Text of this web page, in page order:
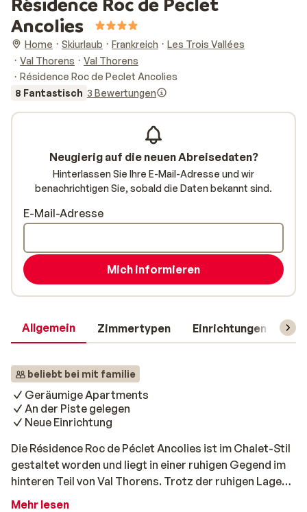
Ancolies
Home Skiurlaub Frankreich
Les Trois Vallées
Val Thorens
Val Thorens
Résidence Roc de Peclet Ancolies
8 Fantastisch 3 Bewertungen
Allgemein Zimmertypen Einrichtungen
beliebt bei mit familie
Geräumige Apartments
An der Piste gelegen
Neue Einrichtung
Die Résidence Roc de Péclet Ancolies ist im Chalet-Stil
gestaltet worden und liegt in einer ruhigen Gegend im
hinteren Teil von Val Thorens. Trotz der ruhigen Lage
haben Sie das Geschehen in kürzester Zeit erreicht. Die
Mehr lesen
Neugierig auf die neuen Abreisedaten?
Hinterlassen Sie Ihre E-Mail-Adresse und wir
benachrichtigen Sie, sobald die Daten bekannt sind.
E-Mail-Adresse
Mich informieren